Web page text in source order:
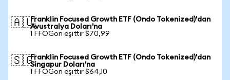
🇦🇺Franklin Focused Growth ETF (Ondo Tokenized)'dan
Avustralya Doları'na
1 FFOGon eşittir $70,99
🇸🇬Franklin Focused Growth ETF (Ondo Tokenized)'dan
Singapur Doları'na
1 FFOGon eşittir $64,10